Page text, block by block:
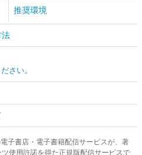
推奨環境
法
さい。
子書店・電子書籍配信サービスが、著
使用許諾を得た正規版配信サービスで